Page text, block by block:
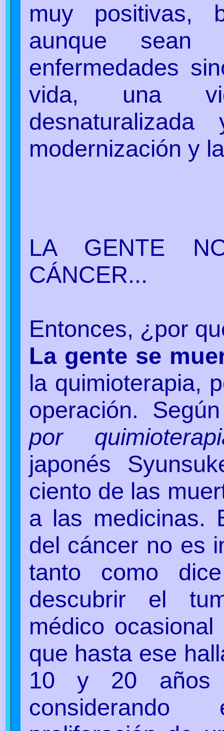
muy positivas,
aunque sean
enfermedades
vida, una
modernización y
LA GENTE
CÁNCER...
Entonces, ¿por
La gente se
la quimioterapia,
operación.
por
japonés
ciento de las
a las medicinas.
del cáncer no es
tanto como
descubrir el
médico
que hasta ese
10 y 20 años